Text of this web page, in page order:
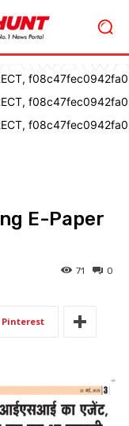
f08c47fec0942fa0
f08c47fec0942fa0
f08c47fec0942fa0
E-Paper
0
71
Pinterest